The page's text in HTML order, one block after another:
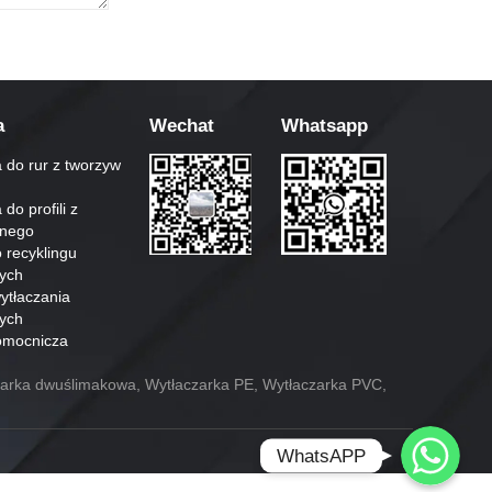
do rur z tworzyw
do profili z
recyklingu
Wechat Whatsapp
dwuślimakowa, Wytłaczarka PE, Wytłaczarka PVC,
Whatsapp
WhatsAPP